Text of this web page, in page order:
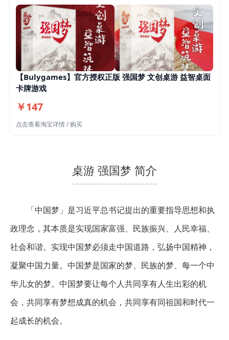
【Bulygames】官方授权正版 强国梦 文创桌游 益智桌面
卡牌游戏
￥147
点击查看淘宝详情 / 购买
桌游 强国梦 简介
「中国梦」是习近平总书记提出的重要指导思想和执
政理念，其本质是实现国家富强、民族振兴、人民幸福、
社会和谐。实现中国梦必须走中国道路，弘扬中国精神，
凝聚中国力量。中国梦是国家的梦、民族的梦、每一个中
华儿女的梦。中国梦要让每个人共同享有人生出彩的机
会，共同享有梦想成真的机会，共同享有同祖国和时代一
起成长的机会。